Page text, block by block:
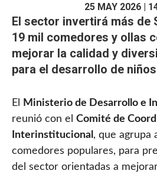
25 MAY 2026 |
El sector invertirá más de
19 mil comedores y ollas
mejorar la calidad y
para el desarrollo de niños
El Ministerio de Desarrollo e
reunió con el Comité de
Interinstitucional , que agrupa
comedores populares, para
del sector orientadas a